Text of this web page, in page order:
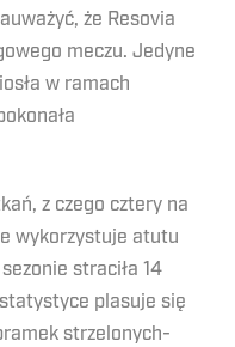
że Resovia
meczu. Jedyne
w ramach
z czego cztery na
wykorzystuje atutu
straciła 14
plasuje się
strzelonych-